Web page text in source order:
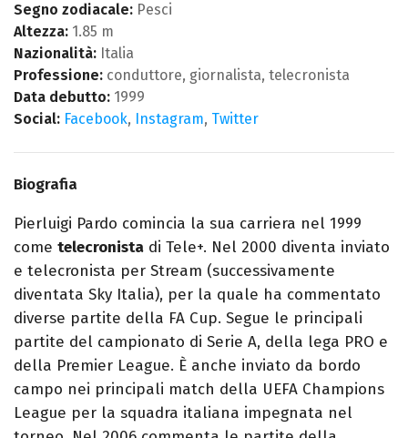
Segno zodiacale: Pesci
Altezza: 1.85 m
Nazionalità: Italia
Professione: conduttore, giornalista, telecronista
Data debutto: 1999
Social: Facebook, Instagram, Twitter
Biografia
Pierluigi Pardo comincia la sua carriera nel 1999
come telecronista di Tele+. Nel 2000 diventa inviato
e telecronista per Stream (successivamente
diventata Sky Italia), per la quale ha commentato
diverse partite della FA Cup. Segue le principali
partite del campionato di Serie A, della lega PRO e
della Premier League. È anche inviato da bordo
campo nei principali match della UEFA Champions
League per la squadra italiana impegnata nel